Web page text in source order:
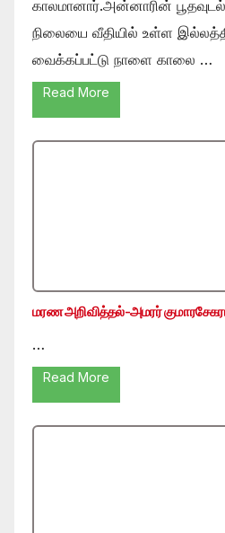
காலமானார்.அன்னாரின் பூதவுடல்
நிலையை வீதியில் உள்ள
வைக்கப்பட்டு நாளை காலை …
Read More
மரண அறிவித்தல்-அமரர் குமாரசேகரம்
…
Read More